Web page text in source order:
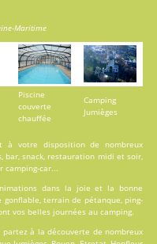
Maritime
Piscine
couverte
chauffée
Camping
Jumièges
à votre disposition de nombreux
snack, restauration midi et soir,
camping-car...
dans la joie et la bonne
terrain de pétanque, ping-
vos belles journées au camping.
à la découverte de nombreux